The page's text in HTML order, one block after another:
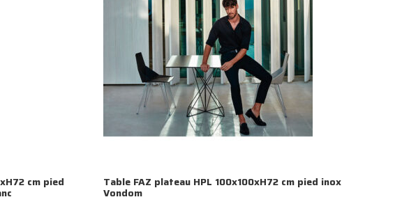
cm pied Table FAZ plateau HPL 100x100xH72 cm pied inox
Vondom